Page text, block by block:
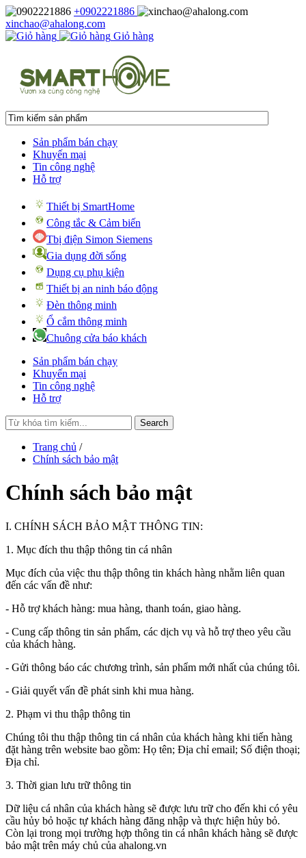
+0902221886
xinchao@ahalong.com
Giỏ hàng
Sản phẩm bán chạy
Khuyến mại
Tin công nghệ
Hỗ trợ
Thiết bị SmartHome
Công tắc & Cảm biến
Tbị điện Simon Siemens
Gia dụng đời sống
Dụng cụ phụ kiện
Thiết bị an ninh báo động
Đèn thông minh
Ổ cắm thông minh
Chuông cửa báo khách
Sản phẩm bán chạy
Khuyến mại
Tin công nghệ
Hỗ trợ
Search
Trang chủ /
Chính sách bảo mật
Chính sách bảo mật
I. CHÍNH SÁCH BẢO MẬT THÔNG TIN:
1. Mục đích thu thập thông tin cá nhân
Mục đích của việc thu thập thông tin khách hàng nhằm liên quan
đến các vấn đề như:
- Hỗ trợ khách hàng: mua hàng, thanh toán, giao hàng.
- Cung cấp thông tin sản phẩm, các dịch vụ và hỗ trợ theo yêu cầu
của khách hàng.
- Gửi thông báo các chương trình, sản phẩm mới nhất của chúng tôi.
- Giải quyết vấn đề phát sinh khi mua hàng.
2. Phạm vi thu thập thông tin
Chúng tôi thu thập thông tin cá nhân của khách hàng khi tiến hàng
đặt hàng trên website bao gồm: Họ tên; Địa chỉ email; Số điện thoại;
Địa chỉ.
3. Thời gian lưu trữ thông tin
Dữ liệu cá nhân của khách hàng sẽ được lưu trữ cho đến khi có yêu
cầu hủy bỏ hoặc tự khách hàng đăng nhập và thực hiện hủy bỏ.
Còn lại trong mọi trường hợp thông tin cá nhân khách hàng sẽ được
bảo mật trên máy chủ của ahalong.vn